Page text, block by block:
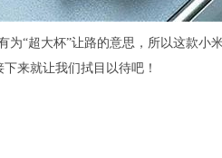
为“超大杯”让路的意思，所以这款小
来就让我们拭目以待吧！